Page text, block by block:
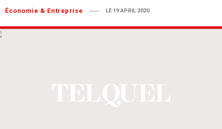
Économie & Entreprise LE 19 APRIL 2020